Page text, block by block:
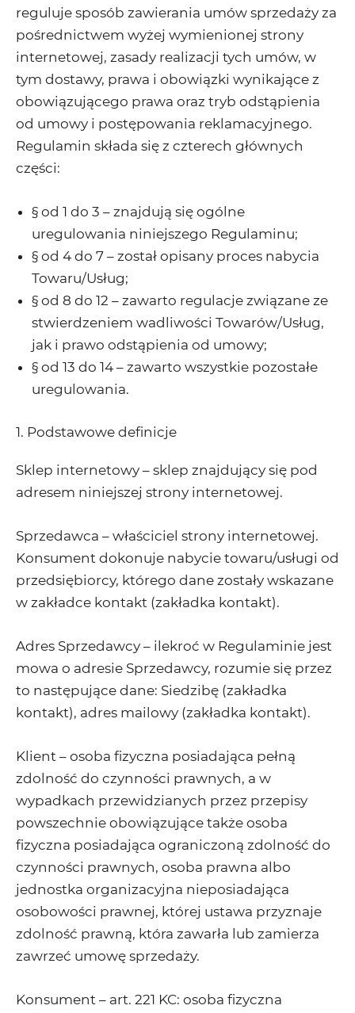
reguluje sposób zawierania umów sprzedaży za
pośrednictwem wyżej wymienionej strony
internetowej, zasady realizacji tych umów, w
tym dostawy, prawa i obowiązki wynikające z
obowiązującego prawa oraz tryb odstąpienia
od umowy i postępowania reklamacyjnego.
Regulamin składa się z czterech głównych
części:
§ od 1 do 3 – znajdują się ogólne
uregulowania niniejszego Regulaminu;
§ od 4 do 7 – został opisany proces nabycia
Towaru/Usług;
§ od 8 do 12 – zawarto regulacje związane ze
stwierdzeniem wadliwości Towarów/Usług,
jak i prawo odstąpienia od umowy;
§ od 13 do 14 – zawarto wszystkie pozostałe
uregulowania.
1. Podstawowe definicje
Sklep internetowy – sklep znajdujący się pod
adresem niniejszej strony internetowej.
Sprzedawca – właściciel strony internetowej.
Konsument dokonuje nabycie towaru/usługi od
przedsiębiorcy, którego dane zostały wskazane
w zakładce kontakt (zakładka kontakt).
Adres Sprzedawcy – ilekroć w Regulaminie jest
mowa o adresie Sprzedawcy, rozumie się przez
to następujące dane: Siedzibę (zakładka
kontakt), adres mailowy (zakładka kontakt).
Klient – osoba fizyczna posiadająca pełną
zdolność do czynności prawnych, a w
wypadkach przewidzianych przez przepisy
powszechnie obowiązujące także osoba
fizyczna posiadająca ograniczoną zdolność do
czynności prawnych, osoba prawna albo
jednostka organizacyjna nieposiadająca
osobowości prawnej, której ustawa przyznaje
zdolność prawną, która zawarła lub zamierza
zawrzeć umowę sprzedaży.
Konsument – art. 221 KC: osoba fizyczna